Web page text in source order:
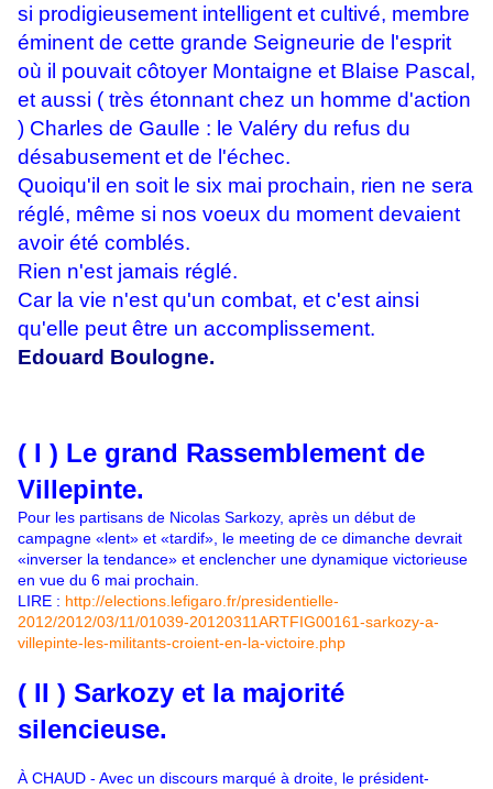
si prodigieusement intelligent et cultivé, membre
éminent de cette grande Seigneurie de l'esprit
où il pouvait côtoyer Montaigne et Blaise Pascal,
et aussi ( très étonnant chez un homme d'action
) Charles de Gaulle : le Valéry du refus du
désabusement et de l'échec.
Quoiqu'il en soit le six mai prochain, rien ne sera
réglé, même si nos voeux du moment devaient
avoir été comblés.
Rien n'est jamais réglé.
Car la vie n'est qu'un combat, et c'est ainsi
qu'elle peut être un accomplissement.
Edouard Boulogne.
( I ) Le grand Rassemblement de
Villepinte.
Pour les partisans de Nicolas Sarkozy, après un début de
campagne «lent» et «tardif», le meeting de ce dimanche devrait
«inverser la tendance» et enclencher une dynamique victorieuse
en vue du 6 mai prochain.
LIRE : http://elections.lefigaro.fr/presidentielle-
2012/2012/03/11/01039-20120311ARTFIG00161-sarkozy-a-
villepinte-les-militants-croient-en-la-victoire.php
( II ) Sarkozy et la majorité
silencieuse.
À CHAUD - Avec un discours marqué à droite, le président-